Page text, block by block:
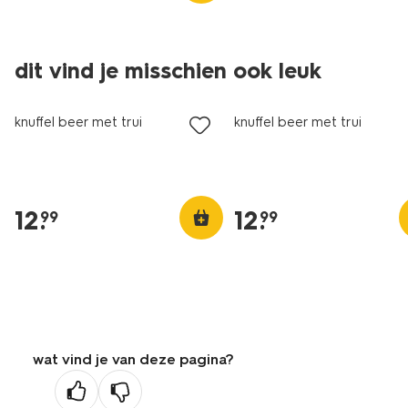
dit vind je misschien ook leuk
nieuw
knuffel beer met trui
12.
99
nieuw
knuffel beer met trui
12.
99
wat vind je van deze pagina?